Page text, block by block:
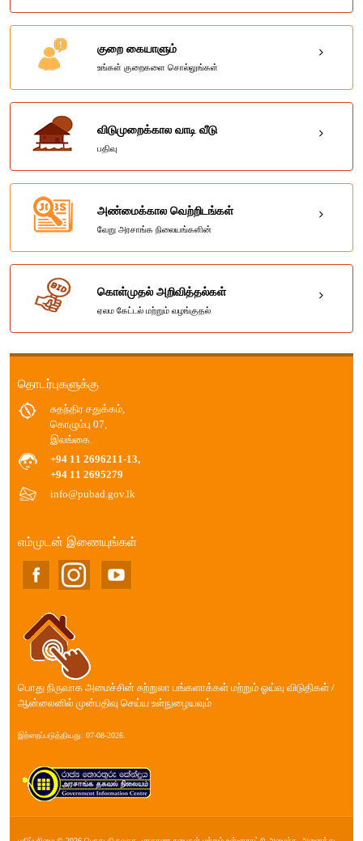
குறை கையாளும்
உங்கள் குறைகளை சொல்லுங்கள்
விடுமுறைக்கால வாடி வீடு
பதிவு
அண்மைக்கால வெற்றிடங்கள்
வேறு அரசாங்க நிலையங்களின்
கொள்முதல் அறிவித்தல்கள்
ஏலம கேட்டல் மற்றும் வழங்குதல்
தொடர்புகளுக்கு
சுதந்திர சதுக்கம்,
கொழும்பு 07,
இலங்கை.
+94 11 2696211-13,
+94 11 2695279
info@pubad.gov.lk
எம்முடன் இணையுங்கள்
பொது நிருவாக அமைச்சின் சுற்றுலா பங்களாக்கள் மற்றும் ஓய்வு விடுதிகள் /
ஆன்லைனில் முன்பதிவு செய்ய உள்நுழையவும்
இற்றைப்படுத்தியது: 07-08-2026.